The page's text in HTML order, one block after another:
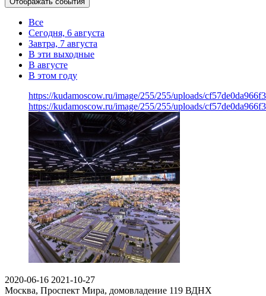
Все
Сегодня, 6 августа
Завтра, 7 августа
В эти выходные
В августе
В этом году
https://kudamoscow.ru/image/255/255/uploads/
https://kudamoscow.ru/image/255/255/uploads/
2020-06-16 2021-10-27
Москва, Проспект Мира, домовладение 119 ВДНХ